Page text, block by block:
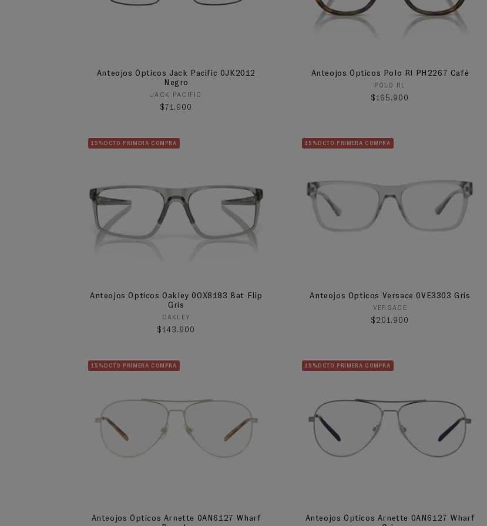
Anteojos Ópticos Jack Pacific 0JK2012
Negro
Proveedor:
JACK PACIFIC
Precio habitual
$71.900
Anteojos Ópticos Polo Rl PH2267 Café
Proveedor:
POLO RL
Precio habitual
$165.900
15%DCTO PRIMERA COMPRA
Anteojos Ópticos Oakley 0OX8183 Bat Flip
Gris
Proveedor:
OAKLEY
Precio habitual
$143.900
15%DCTO PRIMERA COMPRA
Anteojos Ópticos Versace 0VE3303 Gris
Proveedor:
VERSACE
Precio habitual
$201.900
15%DCTO PRIMERA COMPRA
Anteojos Ópticos Arnette 0AN6127 Wharf
15%DCTO PRIMERA COMPRA
Anteojos Ópticos Arnette 0AN6127 Wharf